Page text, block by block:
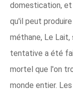
domestication, et
qu'il peut
méthane, Le Lait,
tentative a été
mortel que l'on
monde entier.